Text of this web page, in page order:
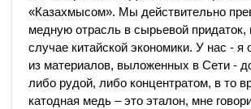
«Казахмысом». Мы действительно
медную отрасль в сырьевой придаток,
случае китайской экономики. У нас - я
из материалов, выложенных в Сети -
либо рудой, либо концентратом, в то
катодная медь – это эталон, мне